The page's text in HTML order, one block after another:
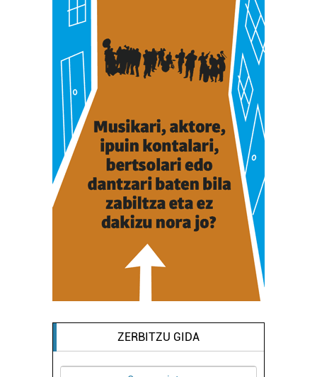
dezakezun ikusteko.
Lortu zure datu pertsonalak prozesatzeko moduari
buruzko informazio gehiago eta ezarri zure lehentasunak
datuen atalean. Edozein unetan alda edo ken dezakezu
zure baimena Cookieen adierazpenean.
Webgune honek cookie propioak eta hirugarrenen cookie-
fitxategiak erabiltzen ditu. Zure esperientzia eta
zerbitzuak hobetzeko asmoz, cookie teknologiaz
baliatzen gara. Ohar hau onartuz gero, teknologia hori
erabiltzeko baimen esplizitua ematen diguzu. Gehiago
irakurri
ZERBITZU GIDA